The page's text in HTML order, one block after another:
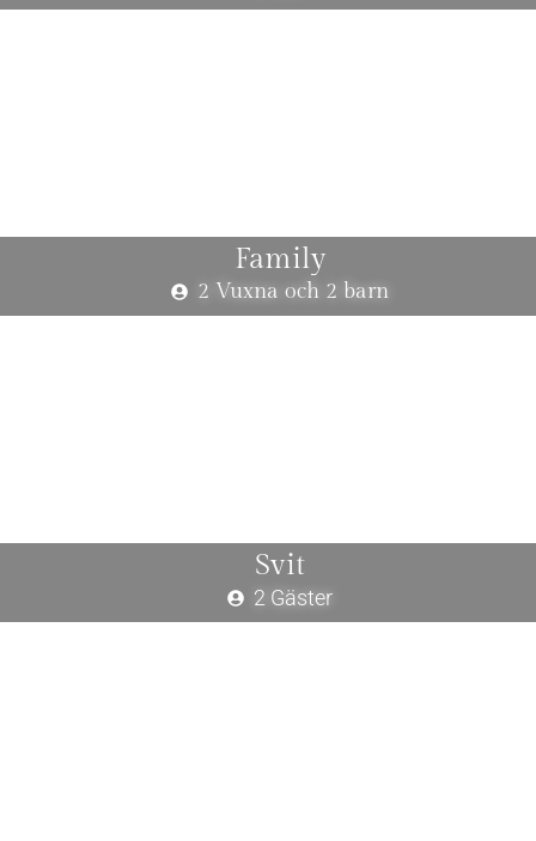
Family
2 Vuxna och 2 barn
Svit
2 Gäster